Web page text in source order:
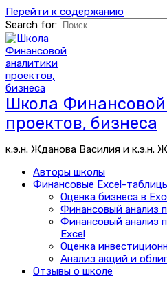
Перейти к содержанию
Search for:
Школа
проектов, бизнеса
к.э.н. Жданова Василия и к.э.н.
Авторы школы
Финансовые Excel-
Оценка бизнеса в
Финансовый анализ
Финансовый анализ
Excel
Оценка
Анализ акций и
Отзывы о школе